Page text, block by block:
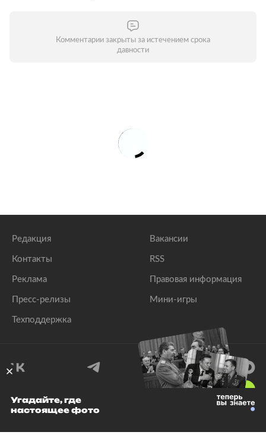
Комментарии закрыты за истечением срока
давности
Редакция
Контакты
Реклама
Пресс-релизы
Техподдержка
Вакансии
RSS
Правовая информация
Мини-игры
© 1999–2026 Все права защищены.
Угадайте, где
настоящее фото